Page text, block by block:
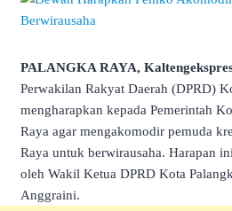
PALANGKA RAYA,
Perwakilan Rakyat Daerah (DPRD)
mengharapkan kepada Pemerintah
Raya agar mengakomodir pemuda
Raya untuk berwirausaha. Harapan
oleh Wakil Ketua DPRD Kota
Anggraini.